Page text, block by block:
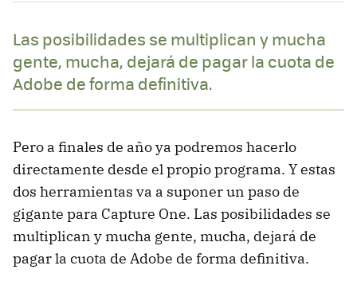
Las posibilidades se multiplican y mucha
gente, mucha, dejará de pagar la cuota de
Adobe de forma definitiva.
Pero a finales de año ya podremos hacerlo
directamente desde el propio programa. Y estas
dos herramientas va a suponer un paso de
gigante para Capture One. Las posibilidades se
multiplican y mucha gente, mucha, dejará de
pagar la cuota de Adobe de forma definitiva.